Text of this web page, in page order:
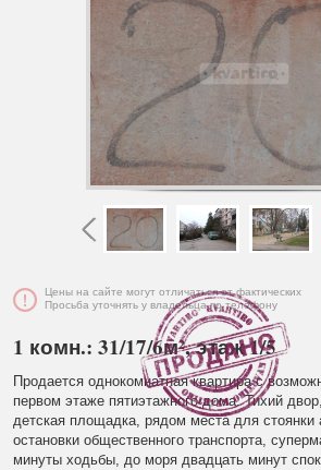
Цены на сайте могут отличаться от фактических
Просьба уточнять у владельца по телефону
1 комн.: 31/17/6м², этаж 1/5
Продается однокомнатная квартира с
первом этаже пятиэтажного дома. Тихий
детская площадка, рядом места для стоянки
остановки общественного транспорта,
минуты ходьбы, до моря двадцать минут